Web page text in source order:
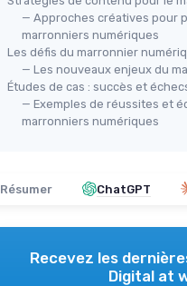
— Approches créatives pour
marronniers numériques
Les défis du marronnier
— Les nouveaux enjeux du
Études de cas : succès et
— Exemples de réussites et
marronniers numériques
Résumer ChatGPT
Recevez les
Digital at